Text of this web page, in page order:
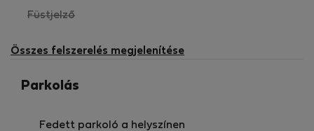
Füstjelző,
elérhető
Összes felszerelés megjelenítése
Parkolás
Fedett parkoló a helyszínen